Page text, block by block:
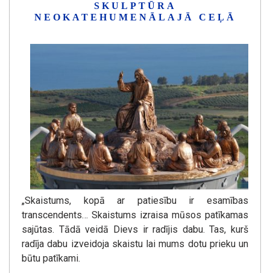
SKULPTŪRA
NEOKATEHUMENĀLAJĀ CEĻĀ
„Skaistums, kopā ar patiesību ir esamības
transcendents… Skaistums izraisa mūsos patīkamas
sajūtas. Tādā veidā Dievs ir radījis dabu. Tas, kurš
radīja dabu izveidoja skaistu lai mums dotu prieku un
būtu patīkami.